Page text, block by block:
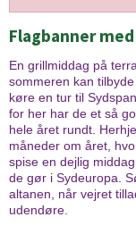
Flagbanner
En grillmiddag på
sommeren kan
køre en tur til
for her har de et så
hele året rundt.
måneder om året,
spise en dejlig
de gør i Sydeuropa.
altanen, når vejret
udendøre.